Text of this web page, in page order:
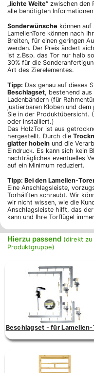
„lichte Weite“ zwischen den
alle benötigten
Sonderwünsche können
LamellenTore können nach
Breiten, für einen geringen
werden. Der Preis ändert
ist z.Bsp. das Tor nur halb
30% für die
Art des Zierelementes.
Tipp: Das genau auf dieses
Beschlagset, bestehend
Ladenbändern (für
justierbaren Kloben und
Sie in der Produktübersicht.
oder installiert.)
Das HolzTor ist aus
hergestellt. Durch die
glatter hobeln und die
Eindruck. Es kann sich kein
nachträgliches eventuelles
auf ein Minimum reduziert.
Tipp: Bei den Lamellen-
Eine Anschlagsleiste,
Torhälften schraubt. Wir
wir nicht wissen, wie die
Anschlagsleiste hilft, das
kann und Ihre Torflügel
Hierzu passend (direkt zu
Produktgruppe)
Beschlagset - für Lamellen-